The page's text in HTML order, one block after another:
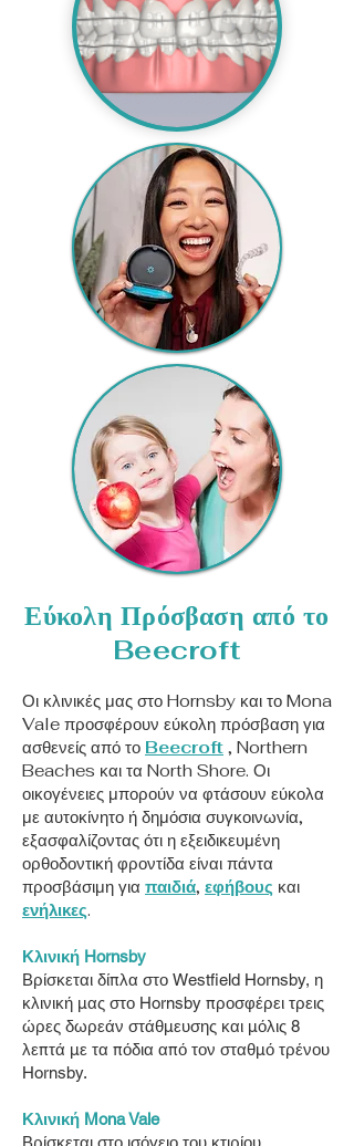
Εύκολη Πρόσβαση από το
Beecroft
Οι κλινικές μας στο Hornsby και το Mona
Vale προσφέρουν εύκολη πρόσβαση για
ασθενείς από το Beecroft , Northern
Beaches και τα North Shore. Οι
οικογένειες μπορούν να φτάσουν εύκολα
με αυτοκίνητο ή δημόσια συγκοινωνία,
εξασφαλίζοντας ότι η εξειδικευμένη
ορθοδοντική φροντίδα είναι πάντα
προσβάσιμη για παιδιά, εφήβους και
ενήλικες.
Κλινική Hornsby
Βρίσκεται δίπλα στο Westfield Hornsby, η
κλινική μας στο Hornsby προσφέρει τρεις
ώρες δωρεάν στάθμευσης και μόλις 8
λεπτά με τα πόδια από τον σταθμό τρένου
Hornsby.
Κλινική Mona Vale
Βρίσκεται στο ισόγειο του κτιρίου